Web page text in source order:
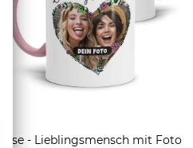
Tasse - Lieblingsmensch mit Foto